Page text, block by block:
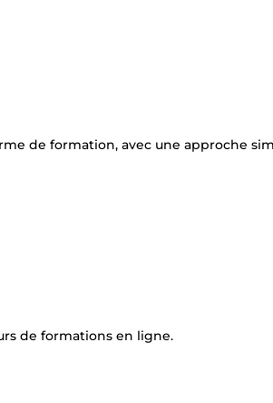
de formation, avec une approche
de formations en ligne.